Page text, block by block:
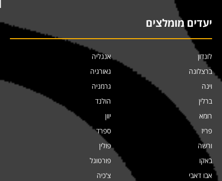
יעדים מומלצים
לונדון
ברצלונה
וינה
ברלין
רומא
פריז
ורשה
באקו
אבו דאבי
אנגליה
גאורגיה
גרמניה
הולנד
יוון
ספרד
פולין
פורטוגל
צ'כיה